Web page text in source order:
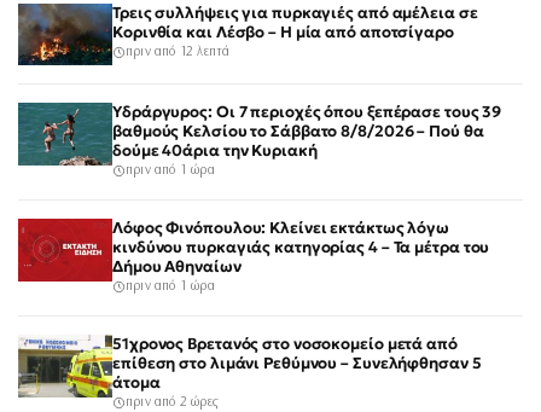
Τρεις συλλήψεις για πυρκαγιές από αμέλεια σε
Κορινθία και Λέσβο – Η μία από αποτσίγαρο
πριν από 12 λεπτά
Υδράργυρος: Οι 7 περιοχές όπου ξεπέρασε τους 39
βαθμούς Κελσίου το Σάββατο 8/8/2026 – Πού θα
δούμε 40άρια την Κυριακή
πριν από 1 ώρα
Λόφος Φινόπουλου: Κλείνει εκτάκτως λόγω
κινδύνου πυρκαγιάς κατηγορίας 4 – Τα μέτρα του
Δήμου Αθηναίων
πριν από 1 ώρα
51χρονος Βρετανός στο νοσοκομείο μετά από
επίθεση στο λιμάνι Ρεθύμνου – Συνελήφθησαν 5
άτομα
πριν από 2 ώρες